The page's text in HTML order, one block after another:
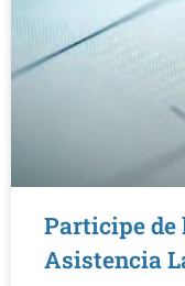
Participe de
Asistencia